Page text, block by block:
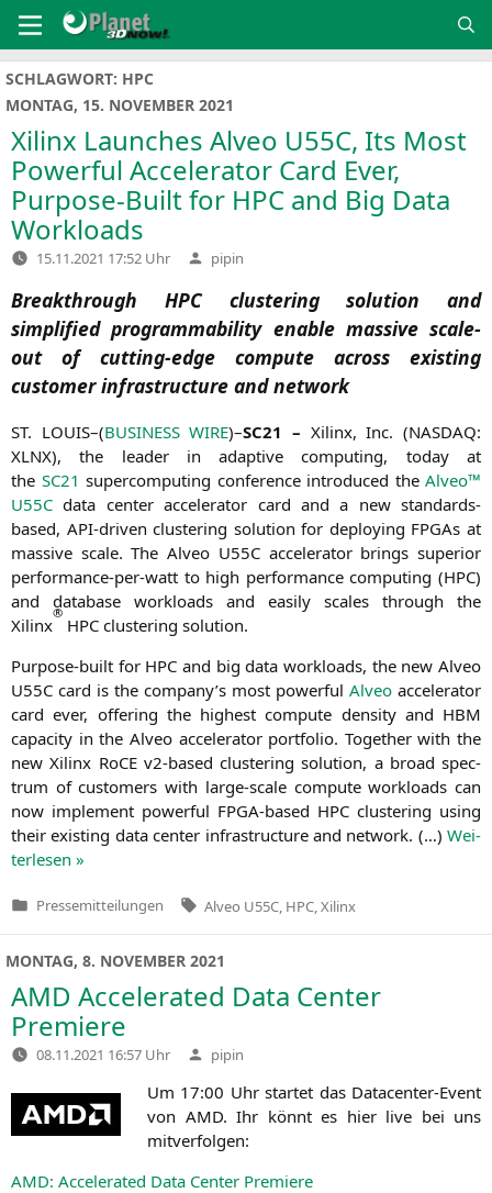
Inhalt
springen
SCHLAGWORT: HPC
MONTAG, 15. NOVEMBER 2021
Xilinx Launches Alveo U55C, Its Most
Powerful Accelerator Card Ever,
Purpose-Built for HPC and Big Data
Workloads
15.11.2021 17:52 Uhr Verfasst
von
pipin
Breakthrough HPCclustering solution and
simplified programmability enable massive scale-
out of cutting-edge compute across existing
customer infrastructure and network
ST. LOUIS–(BUSINESS WIRE)–SC21 – Xilinx, Inc. (NASDAQ:
XLNX), the lea­der in adap­ti­ve com­pu­ting, today at
the SC21 super­com­pu­ting con­fe­rence intro­du­ced the Alveo™
U55C data cen­ter acce­le­ra­tor card and a new stan­dards-
based, API-dri­ven clus­te­ring solu­ti­on for deploy­ing FPGAs at
mas­si­ve sca­le. The Alveo U55Cacce­le­ra­tor brings supe­ri­or
per­for­mance-per-watt to high per­for­mance com­pu­ting (HPC)
and data­ba­se workloads and easi­ly sca­les through the
Xilinx
®
HPC clus­te­ring solution.
Pur­po­se-built for HPC and big data workloads, the new Alveo
U55C card is the company’s most powerful Alveo acce­le­ra­tor
card ever, offe­ring the hig­hest com­pu­te den­si­ty and HBM
capa­ci­ty in the Alveo acce­le­ra­tor port­fo­lio. Tog­e­ther with the
new Xilinx RoCE v2-based clus­te­ring solu­ti­on, a broad spec­
trum of cus­to­mers with lar­ge-sca­le com­pu­te workloads can
now imple­ment powerful FPGA-based HPC clus­te­ring using
their exis­ting data cen­ter infra­struc­tu­re and net­work. (…) Wei­
ter­le­sen »
Veröffentlicht
Pressemitteilungen Tags:
Alveo U55C HPC Xilinx
MONTAG, 8. NOVEMBER 2021
AMD Accelerated Data Center
Premiere
08.11.2021 16:57 Uhr Verfasst
von
pipin
Um 17:00 Uhr star­tet das Dat­a­cen­ter-Event
von AMD. Ihr könnt es hier live bei uns
mitverfolgen:
AMD: Acce­le­ra­ted Data Cen­ter Premiere